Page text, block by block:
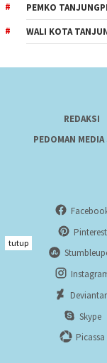
PEMKO
WALI KOTA
REDAKSI
PEDOMAN MEDIA
Pinterest
Skype
Picassa
tutup